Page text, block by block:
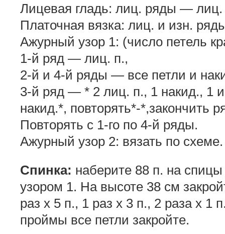
Лицевая гладь: лиц. ряды —
Платочная вязка: лиц. и изн.
Ажурный узор 1: (число петель
1-й ряд — лиц. п.,
2-й и 4-й ряды — все петли и
3-й ряд — * 2 лиц. п., 1 накид., 1
накид.*, повторять*-*,закончить
Повторять с 1-го по 4-й ряды.
Ажурный узор 2: вязать по схеме.
Спинка: наберите 88 п. на
узором 1. На высоте 38 см
раз х 5 п., 1 раз х 3 п., 2 раза х 1
проймы все петли закройте.